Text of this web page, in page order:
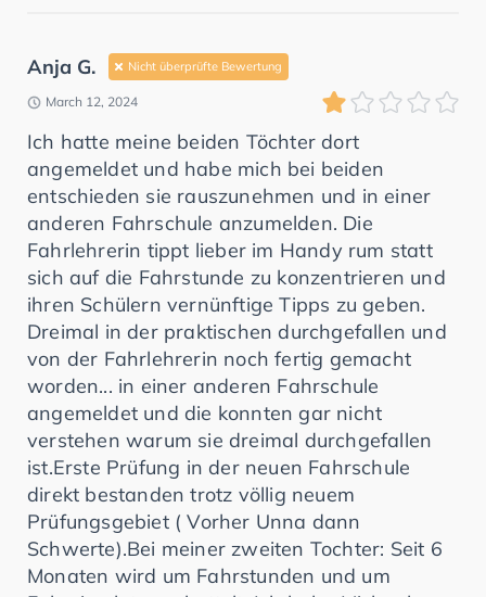
Anja G. Nicht überprüfte Bewertung
March 12, 2024
Ich hatte meine beiden Töchter dort
angemeldet und habe mich bei beiden
entschieden sie rauszunehmen und in einer
anderen Fahrschule anzumelden. Die
Fahrlehrerin tippt lieber im Handy rum statt
sich auf die Fahrstunde zu konzentrieren und
ihren Schülern vernünftige Tipps zu geben.
Dreimal in der praktischen durchgefallen und
von der Fahrlehrerin noch fertig gemacht
worden... in einer anderen Fahrschule
angemeldet und die konnten gar nicht
verstehen warum sie dreimal durchgefallen
ist.Erste Prüfung in der neuen Fahrschule
direkt bestanden trotz völlig neuem
Prüfungsgebiet ( Vorher Unna dann
Schwerte).Bei meiner zweiten Tochter: Seit 6
Monaten wird um Fahrstunden und um